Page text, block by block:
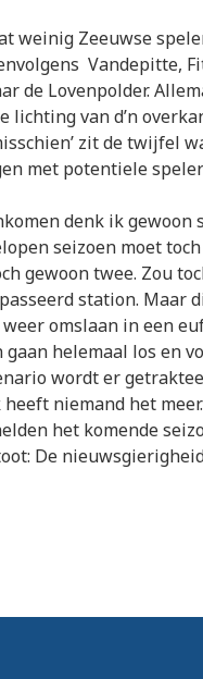
weinig Zeeuwse
Vandepitte,
de Lovenpolder.
lichting van d’n
zit de twijfel
met potentiele
denk ik gewoon
seizoen moet
gewoon twee. Zou
station. Maar
omslaan in een
helemaal los en
wordt er
niemand het
het komende
De